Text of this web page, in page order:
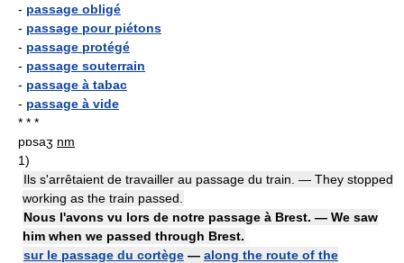
- passage obligé
- passage pour piétons
- passage protégé
- passage souterrain
- passage à tabac
- passage à vide
* * *
pɒsaʒ nm
1)
Ils s'arrêtaient de travailler au passage du train. — They stopped
working as the train passed.
Nous l'avons vu lors de notre passage à Brest. — We saw
him when we passed through Brest.
sur le passage du cortège — along the route of the